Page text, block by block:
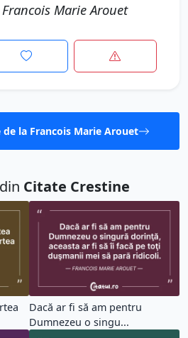
Marie Arouet
la Francois Marie Arouet
Citate Crestine
Dacă ar fi să am pentru
Dumnezeu o singu...